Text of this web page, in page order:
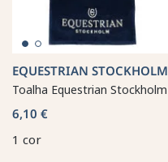
EQUESTRIAN STOCKHOLM
Toalha Equestrian Stockholm
6,10 €
1 cor